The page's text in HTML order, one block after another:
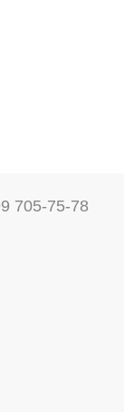
705-75-78